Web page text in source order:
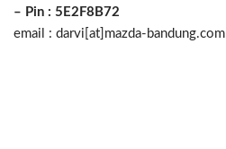
– Pin : 5E2F8B72
email : darvi[at]mazda-bandung.com